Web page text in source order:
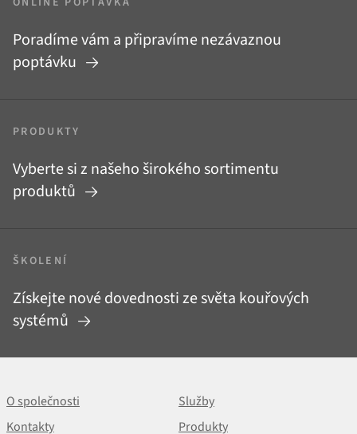
Poradíme vám a připravíme nezávaznou
poptávku
PRODUKTY
Vyberte si z našeho širokého sortimentu
produktů
ŠKOLENÍ
Získejte nové dovednosti ze světa kouřových
systémů
O společnosti
Služby
Kontakty
Produkty